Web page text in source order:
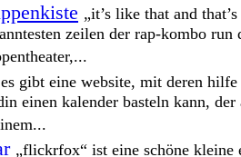
„it’s like that and
zeilen der rap-kombo run
es gibt eine website, mit deren
einen kalender basteln kann,
„flickrfox“ ist eine schöne kleine